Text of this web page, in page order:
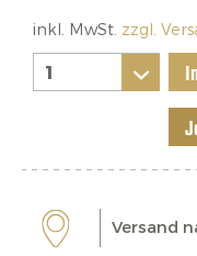
inkl. MwSt. zzgl.
Versand